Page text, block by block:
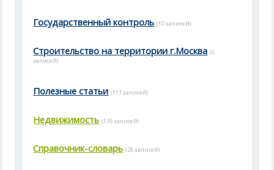
Государственный контроль (10 записей)
Строительство на территории г.Москва (6
записей)
Полезные статьи (117 записей)
Недвижимость (135 записей)
Справочник-словарь (28 записей)